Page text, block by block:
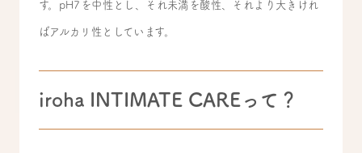
す。pH7を中性とし、それ未満を酸性、それより大きけれ
ばアルカリ性としています。
iroha INTIMATE CAREって？